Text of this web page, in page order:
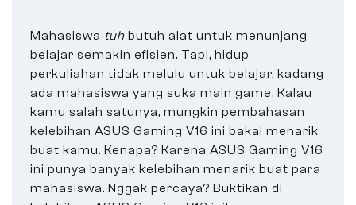
Mahasiswa tuh butuh alat untuk menunjang
belajar semakin efisien. Tapi, hidup
perkuliahan tidak melulu untuk belajar, kadang
ada mahasiswa yang suka main game. Kalau
kamu salah satunya, mungkin pembahasan
kelebihan ASUS Gaming V16 ini bakal menarik
buat kamu. Kenapa? Karena ASUS Gaming V16
ini punya banyak kelebihan menarik buat para
mahasiswa. Nggak percaya? Buktikan di